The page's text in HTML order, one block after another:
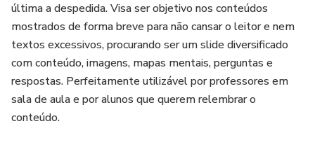
última a despedida. Visa ser objetivo nos conteúdos
mostrados de forma breve para não cansar o leitor e nem
textos excessivos, procurando ser um slide diversificado
com conteúdo, imagens, mapas mentais, perguntas e
respostas. Perfeitamente utilizável por professores em
sala de aula e por alunos que querem relembrar o
conteúdo.